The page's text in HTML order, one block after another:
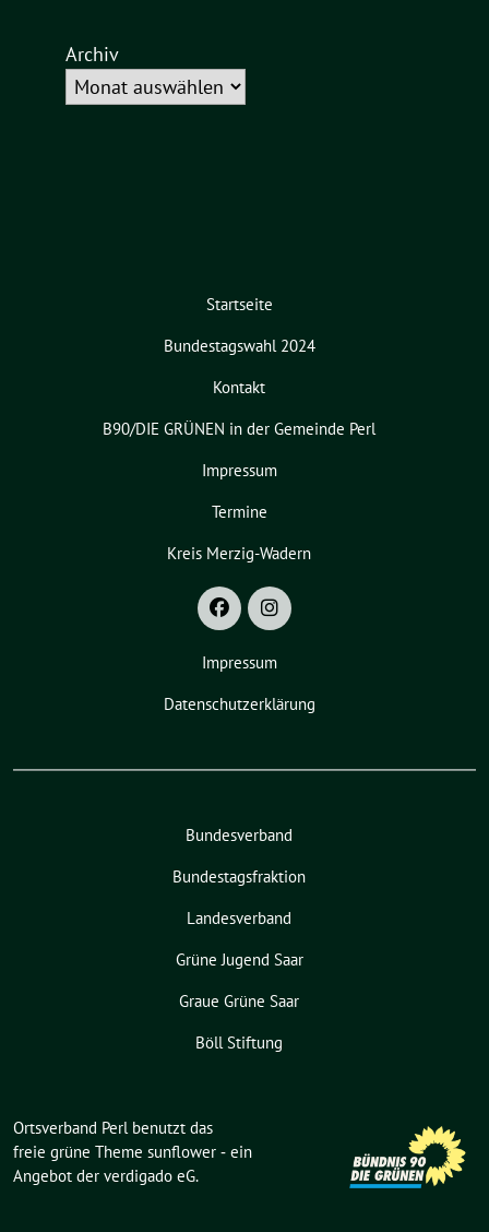
Archiv
Startseite
Bundestagswahl 2024
Kontakt
B90/DIE GRÜNEN in der Gemeinde Perl
Impressum
Termine
Kreis Merzig-Wadern
Impressum
Datenschutzerklärung
Bundesverband
Bundestagsfraktion
Landesverband
Grüne Jugend Saar
Graue Grüne Saar
Böll Stiftung
Ortsverband Perl benutzt das
freie grüne Theme sunflower ‐ ein
Angebot der verdigado eG.